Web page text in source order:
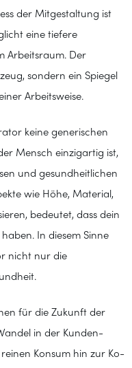
der Mitgestaltung ist
eine tiefere
Arbeitsraum. Der
sondern ein Spiegel
Arbeitsweise.
keine generischen
Mensch einzigartig ist,
und gesundheitlichen
wie Höhe, Material,
bedeutet, dass dein
In diesem Sinne
nicht nur die
für die Zukunft der
in der Kunden-
Konsum hin zur Ko-